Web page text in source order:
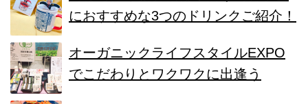
におすすめな3つのドリンクご紹介！
オーガニックライフスタイルEXPO
でこだわりとワクワクに出逢う